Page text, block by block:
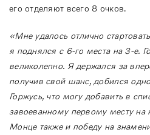
его отделяют всего 8 очков.
«Мне удалось отлично
я поднялся с 6-го места на 3-е.
великолепно. Я держался за
получив свой шанс, добился
Горжусь, что могу добавить в
завоеванному первому месту на
Монце также и победу на